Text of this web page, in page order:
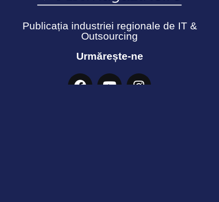
Publicația industriei regionale de IT &
Outsourcing
Urmărește-ne